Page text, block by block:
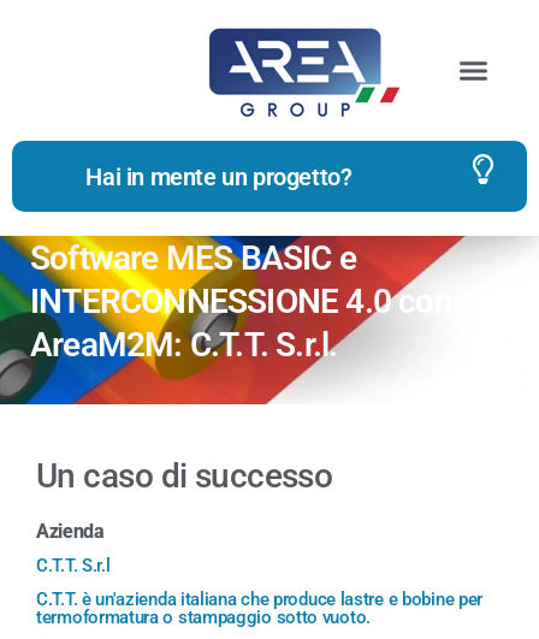
Hai in mente un progetto?
Software MES BASIC e
INTERCONNESSIONE 4.0 con
AreaM2M: C.T.T. S.r.l.
Un caso di successo
Azienda
C.T.T. S.r.l
C.T.T. è un'azienda italiana che produce lastre e bobine per
termoformatura o stampaggio sotto vuoto.